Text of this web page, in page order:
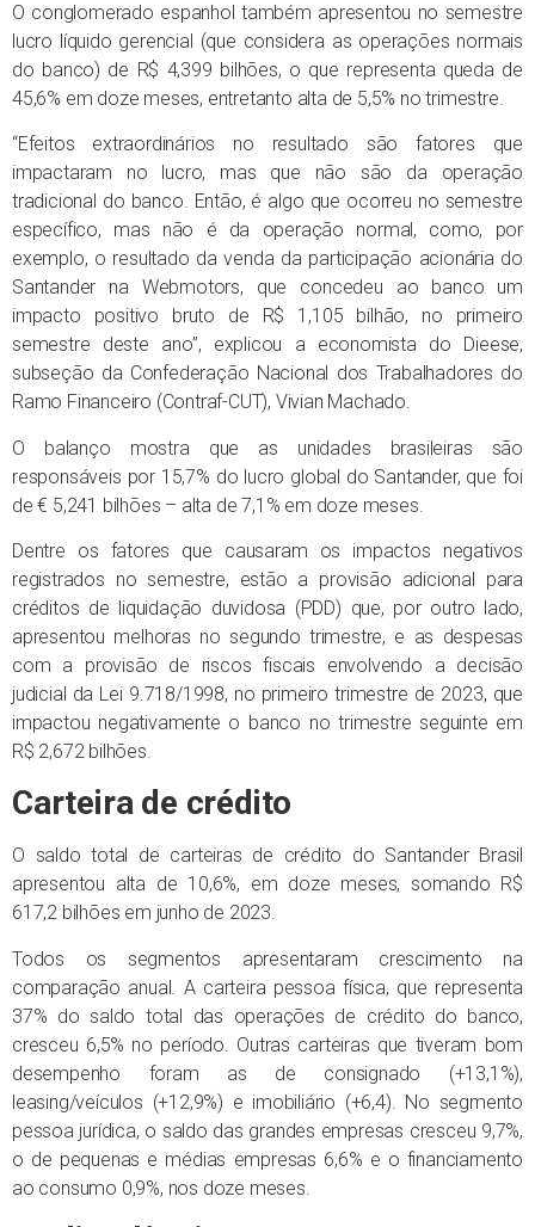
O conglomerado espanhol também apresentou no semestre
lucro líquido gerencial (que considera as operações normais
do banco) de R$ 4,399 bilhões, o que representa queda de
45,6% em doze meses, entretanto alta de 5,5% no trimestre.
“Efeitos extraordinários no resultado são fatores que
impactaram no lucro, mas que não são da operação
tradicional do banco. Então, é algo que ocorreu no semestre
específico, mas não é da operação normal, como, por
exemplo, o resultado da venda da participação acionária do
Santander na Webmotors, que concedeu ao banco um
impacto positivo bruto de R$ 1,105 bilhão, no primeiro
semestre deste ano”, explicou a economista do Dieese,
subseção da Confederação Nacional dos Trabalhadores do
Ramo Financeiro (Contraf-CUT), Vivian Machado.
O balanço mostra que as unidades brasileiras são
responsáveis por 15,7% do lucro global do Santander, que foi
de € 5,241 bilhões – alta de 7,1% em doze meses.
Dentre os fatores que causaram os impactos negativos
registrados no semestre, estão a provisão adicional para
créditos de liquidação duvidosa (PDD) que, por outro lado,
apresentou melhoras no segundo trimestre, e as despesas
com a provisão de riscos fiscais envolvendo a decisão
judicial da Lei 9.718/1998, no primeiro trimestre de 2023, que
impactou negativamente o banco no trimestre seguinte em
R$ 2,672 bilhões.
Carteira de crédito
O saldo total de carteiras de crédito do Santander Brasil
apresentou alta de 10,6%, em doze meses, somando R$
617,2 bilhões em junho de 2023.
Todos os segmentos apresentaram crescimento na
comparação anual. A carteira pessoa física, que representa
37% do saldo total das operações de crédito do banco,
cresceu 6,5% no período. Outras carteiras que tiveram bom
desempenho foram as de consignado (+13,1%),
leasing/veículos (+12,9%) e imobiliário (+6,4). No segmento
pessoa jurídica, o saldo das grandes empresas cresceu 9,7%,
o de pequenas e médias empresas 6,6% e o financiamento
ao consumo 0,9%, nos doze meses.